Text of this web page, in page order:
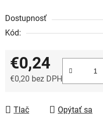
Dostupnosť
Kód:
€0,24
€0,20 bez DPH
Tlač Opýtať sa